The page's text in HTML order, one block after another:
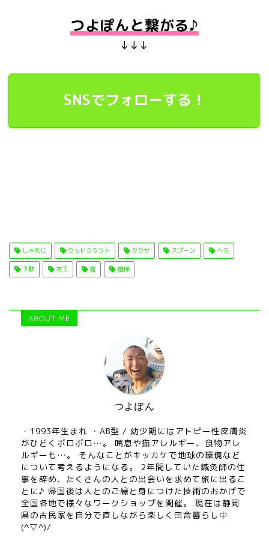
つよぽんと繋がる♪
↓↓↓
SNSでフォローする！
しゃもじ ウッドクラフト ククサ スプーン ヘラ
下駄 木工 箸 麺棒
ABOUT ME
つよぽん
・1993年生まれ ・AB型 / 幼少期にはアトピー性皮膚炎
がひどくボロボロ…。 喘息や猫アレルギー、食物アレ
ルギーも…。 そんなことがキッカケで地球の環境など
について考えるようになる。 2年間していた鍼灸師の仕
事を辞め、たくさんの人との出会いを求めて旅に出るこ
とに♪ 帰国後は人とのご縁と身につけた技術のおかげで
全国各地で様々なワークショップを開催。 現在は静岡
県の古民家を自分で直しながら楽しく田舎暮らし中
(^▽^)/